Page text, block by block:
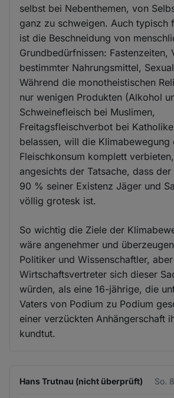
selbst bei Nebenthemen, von
ganz zu schweigen. Auch typisch
ist die Beschneidung von
Grundbedürfnissen: Fastenzeiten,
bestimmter Nahrungsmittel,
Während die monotheistischen
nur wenigen Produkten (Alkohol
Schweinefleisch bei Muslimen,
Freitagsfleischverbot bei
belassen, will die Klimabewegung
Fleischkonsum komplett
angesichts der Tatsache, dass
90 % seiner Existenz Jäger und
völlig grotesk ist.
So wichtig die Ziele der
wäre angenehmer und
Politiker und Wissenschaftler,
Wirtschaftsvertreter sich dieser
würden, als eine 16-jährige, die
Vaters von Podium zu Podium
einer verzückten Anhängerschaft
kundtut.
Hans Trutnau (nicht überprüft) So.